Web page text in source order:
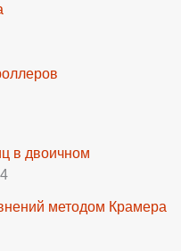
в двоичном
методом Крамера